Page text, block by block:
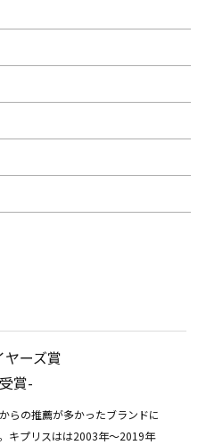
ーズ賞
賞-
らの推薦が多かったブランドに
キプリスはは2003年〜2019年